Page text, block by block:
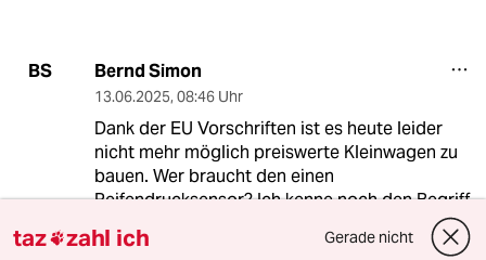
BS Bernd Simon
13.06.2025, 08:46 Uhr
Dank der EU Vorschriften ist es heute leider
nicht mehr möglich preiswerte Kleinwagen zu
bauen. Wer braucht den einen
Reifendrucksensor? Ich kenne noch den Begriff
W O L K E , das lernte man in der Fahrschule
und der Verstand sagt einem das bei Regen
taz zahl ich Gerade nicht